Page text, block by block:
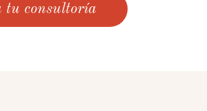
tu consultoría